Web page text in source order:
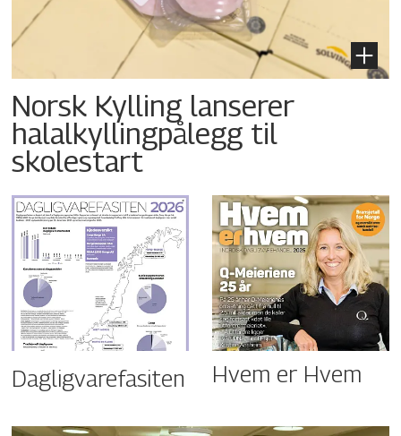
Norsk Kylling lanserer
halalkyllingpålegg til
skolestart
Dagligvarefasiten Hvem er Hvem